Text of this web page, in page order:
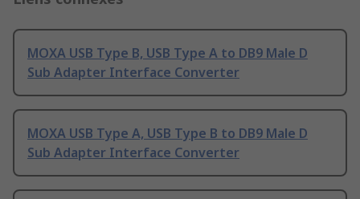
MOXA USB Type B, USB Type A to DB9 Male D
Sub Adapter Interface Converter
MOXA USB Type A, USB Type B to DB9 Male D
Sub Adapter Interface Converter